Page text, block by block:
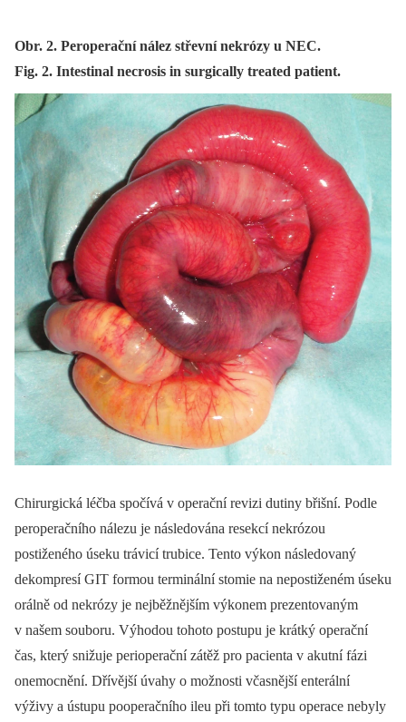
Obr. 2. Peroperační nález střevní nekrózy u NEC.
Fig. 2. Intestinal necrosis in surgically treated patient.
Chirurgická léčba spočívá v operační revizi dutiny břišní. Podle
peroperačního nálezu je následována resekcí nekrózou
postiženého úseku trávicí trubice. Tento výkon následovaný
dekompresí GIT formou terminální stomie na nepostiženém úseku
orálně od nekrózy je nejběžnějším výkonem prezentovaným
v našem souboru. Výhodou tohoto postupu je krátký operační
čas, který snižuje perioperační zátěž pro pacienta v akutní fázi
onemocnění. Dřívější úvahy o možnosti včasnější enterální
výživy a ústupu pooperačního ileu při tomto typu operace nebyly